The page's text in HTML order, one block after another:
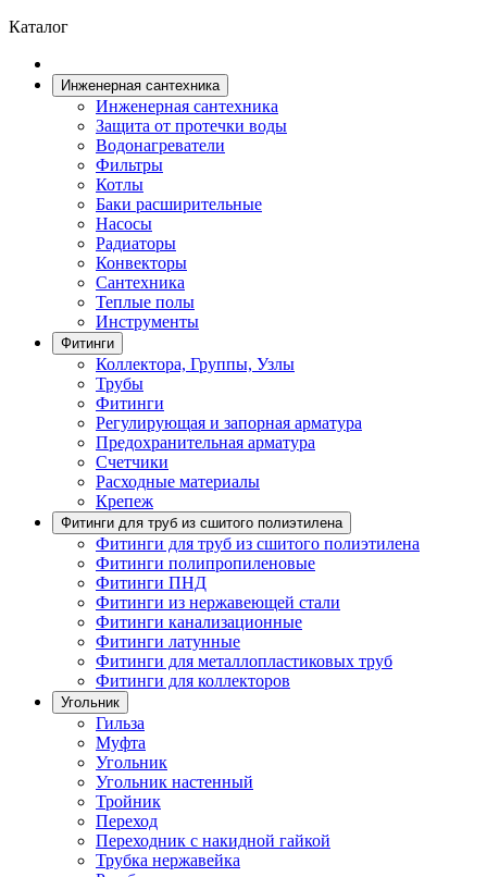
Каталог
Инженерная сантехника
Инженерная сантехника
Защита от протечки воды
Водонагреватели
Фильтры
Котлы
Баки расширительные
Насосы
Радиаторы
Конвекторы
Сантехника
Теплые полы
Инструменты
Фитинги
Коллектора, Группы, Узлы
Трубы
Фитинги
Регулирующая и запорная арматура
Предохранительная арматура
Счетчики
Расходные материалы
Крепеж
Фитинги для труб из сшитого полиэтилена
Фитинги для труб из сшитого полиэтилена
Фитинги полипропиленовые
Фитинги ПНД
Фитинги из нержавеющей стали
Фитинги канализационные
Фитинги латунные
Фитинги для металлопластиковых труб
Фитинги для коллекторов
Угольник
Гильза
Муфта
Угольник
Угольник настенный
Тройник
Переход
Переходник с накидной гайкой
Трубка нержавейка